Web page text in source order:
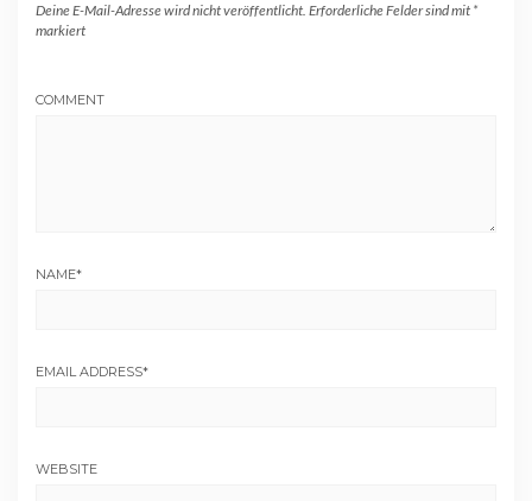
Deine E-Mail-Adresse wird nicht veröffentlicht. Erforderliche Felder sind mit *
markiert
COMMENT
NAME*
EMAIL ADDRESS*
WEBSITE